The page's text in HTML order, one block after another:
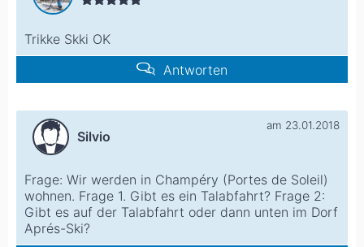
Trikke Skki OK
Antworten
Silvio
am 23.01.2018
Frage: Wir werden in Champéry (Portes de Soleil)
wohnen. Frage 1. Gibt es ein Talabfahrt? Frage 2:
Gibt es auf der Talabfahrt oder dann unten im Dorf
Aprés-Ski?